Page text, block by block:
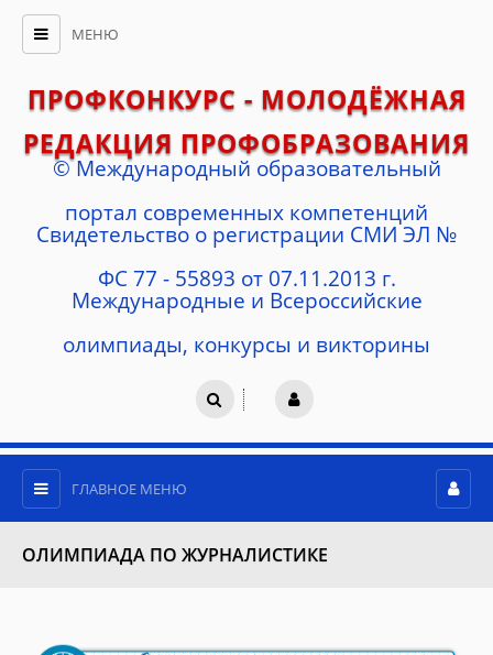
МЕНЮ
ПРОФКОНКУРС - МОЛОДЁЖНАЯ
РЕДАКЦИЯ ПРОФОБРАЗОВАНИЯ
© Международный образовательный
портал современных компетенций
Cвидетельство о регистрации СМИ ЭЛ №
ФС 77 - 55893 от 07.11.2013 г.
Международные и Всероссийские
олимпиады, конкурсы и викторины
ГЛАВНОЕ МЕНЮ
ОЛИМПИАДА ПО ЖУРНАЛИСТИКЕ